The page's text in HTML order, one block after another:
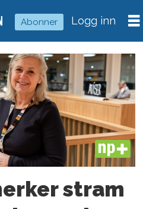
Abonner Logg inn
PLUS
stram